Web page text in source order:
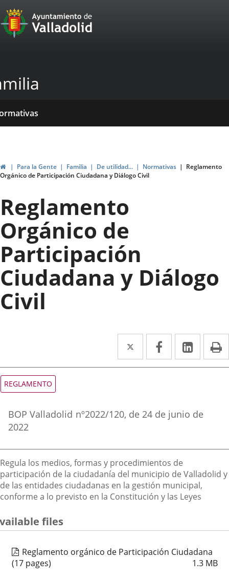
Portal
Web
Ayuntamiento
de
Valladolid
HomePara la Gente Familia De utilidad... Normativas
Reglamento
Orgánico de Participación Ciudadana y Diálogo Civil
Reglamento
Orgánico de
Participación
Ciudadana y Diálogo
Civil
Twitter
Enlace
a
externa.
Facebook
Enlace
a
externa.
Enlace
a
Tipo
de
REGLAMENTO
boletin
BOP Valladolid nº2022/120, de 24 de junio de
2022
Descripción
Regula los medios, formas y procedimientos de
participación de la ciudadanía del municipio de Valladolid y
de las entidades ciudadanas en la gestión municipal,
conforme a lo previsto en la Constitución y las Leyes
files
Reglamento orgánico de Participación Ciudadana
1.3 MB
(17 pages)